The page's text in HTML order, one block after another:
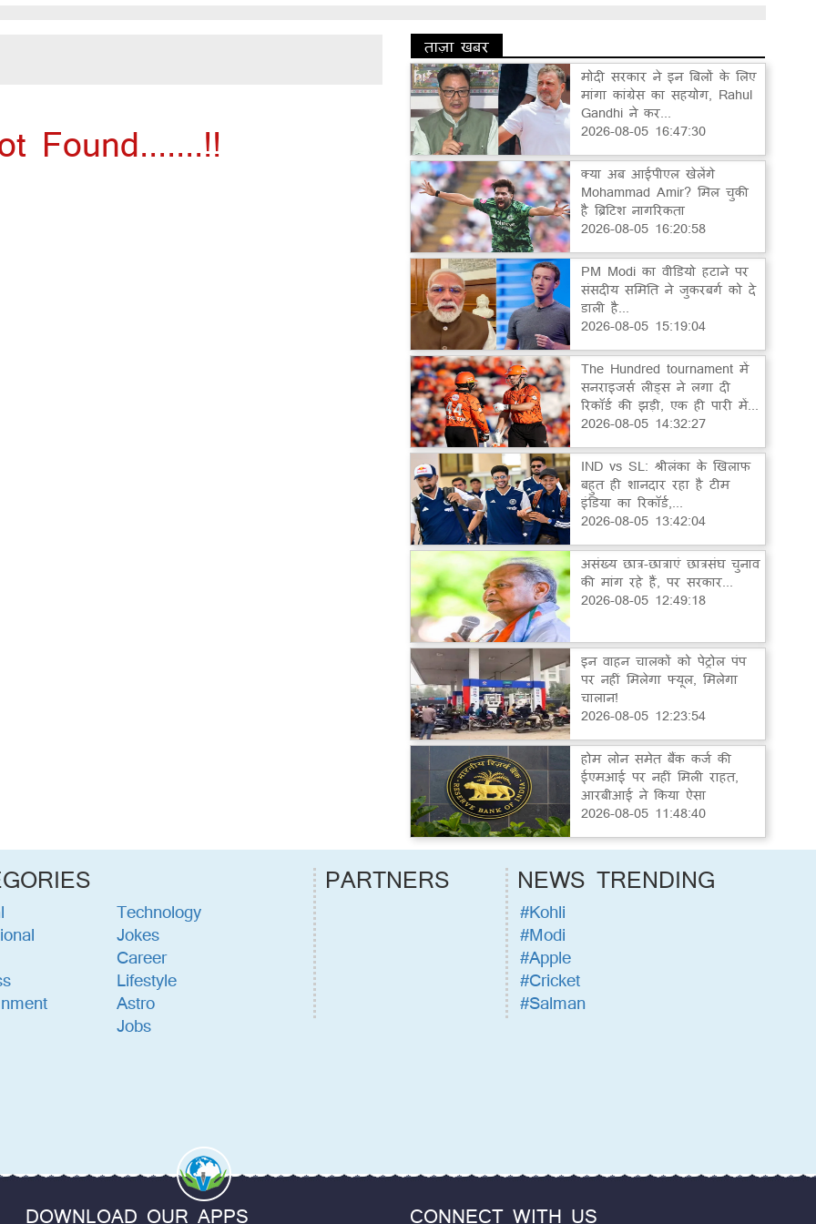
Found.......!!
ताज़ा खबर
मोदी सरकार ने इन बिलों के लिए
मांगा कांग्रेस का सहयोग, Rahul
Gandhi ने कर...
2026-08-05 16:47:30
क्या अब आईपीएल खेलेंगे
Mohammad Amir? मिल चुकी
है ब्रिटिश नागरिकता
2026-08-05 16:20:58
PM Modi का वीडियो हटाने पर
संसदीय समिति ने जुकरबर्ग को दे
डाली है...
2026-08-05 15:19:04
The Hundred tournament में
सनराइजर्स लीड्स ने लगा दी
रिकॉर्ड की झड़ी, एक ही पारी में...
2026-08-05 14:32:27
IND vs SL: श्रीलंका के खिलाफ
बहुत ही शानदार रहा है टीम
इंडिया का रिकॉर्ड,...
2026-08-05 13:42:04
असंख्य छात्र-छात्राएं छात्रसंघ चुनाव
की मांग रहे हैं, पर सरकार...
2026-08-05 12:49:18
इन वाहन चालकों को पेट्रोल पंप
पर नहीं मिलेगा फ्यूल, मिलेगा
चालान!
2026-08-05 12:23:54
होम लोन समेत बैंक कर्ज की
ईएमआई पर नहीं मिली राहत,
आरबीआई ने किया ऐसा
2026-08-05 11:48:40
Technology
Jokes
Career
Lifestyle
Astro
Jobs
PARTNERS NEWS TRENDING
#Kohli
#Modi
#Apple
#Cricket
#Salman
DOWNLOAD OUR APPS CONNECT WITH US